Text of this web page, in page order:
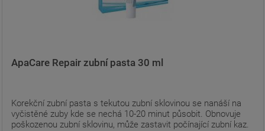
ApaCare Repair zubní pasta 30 ml
Korekční zubní pasta s tekutou zubní sklovinou se nanáší na
vyčistěné zuby kde se nechá 10-20 minut působit. Obnovuje
poškozenou zubní sklovinu, může zastavit počínající zubní kaz.